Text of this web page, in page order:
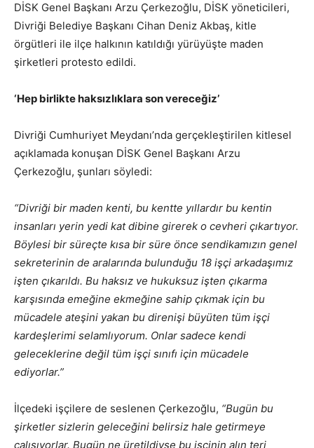
DİSK Genel Başkanı Arzu Çerkezoğlu, DİSK yöneticileri,
Divriği Belediye Başkanı Cihan Deniz Akbaş, kitle
örgütleri ile ilçe halkının katıldığı yürüyüşte maden
şirketleri protesto edildi.
‘Hep birlikte haksızlıklara son vereceğiz’
Divriği Cumhuriyet Meydanı’nda gerçekleştirilen kitlesel
açıklamada konuşan DİSK Genel Başkanı Arzu
Çerkezoğlu, şunları söyledi:
“Divriği bir maden kenti, bu kentte yıllardır bu kentin
insanları yerin yedi kat dibine girerek o cevheri çıkartıyor.
Böylesi bir süreçte kısa bir süre önce sendikamızın genel
sekreterinin de aralarında bulunduğu 18 işçi arkadaşımız
işten çıkarıldı. Bu haksız ve hukuksuz işten çıkarma
karşısında emeğine ekmeğine sahip çıkmak için bu
mücadele ateşini yakan bu direnişi büyüten tüm işçi
kardeşlerimi selamlıyorum. Onlar sadece kendi
geleceklerine değil tüm işçi sınıfı için mücadele
ediyorlar.”
İlçedeki işçilere de seslenen Çerkezoğlu, “Bugün bu
şirketler sizlerin geleceğini belirsiz hale getirmeye
çalışıyorlar. Bugün ne üretildiyse bu işçinin alın teri